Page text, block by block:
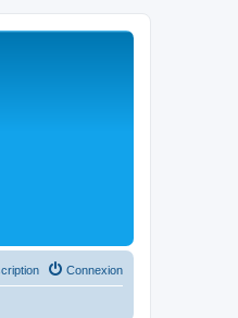
Connexion